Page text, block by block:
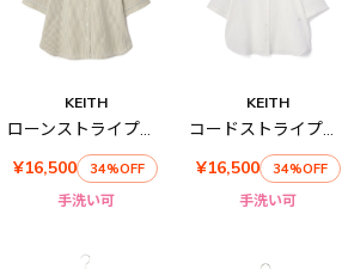
KEITH
ローンストライプハーフスリーブブラウス
¥16,500
34%OFF
手洗い可
KEITH
コードストライプハーフスリーブブラウス
¥16,500
34%OFF
手洗い可